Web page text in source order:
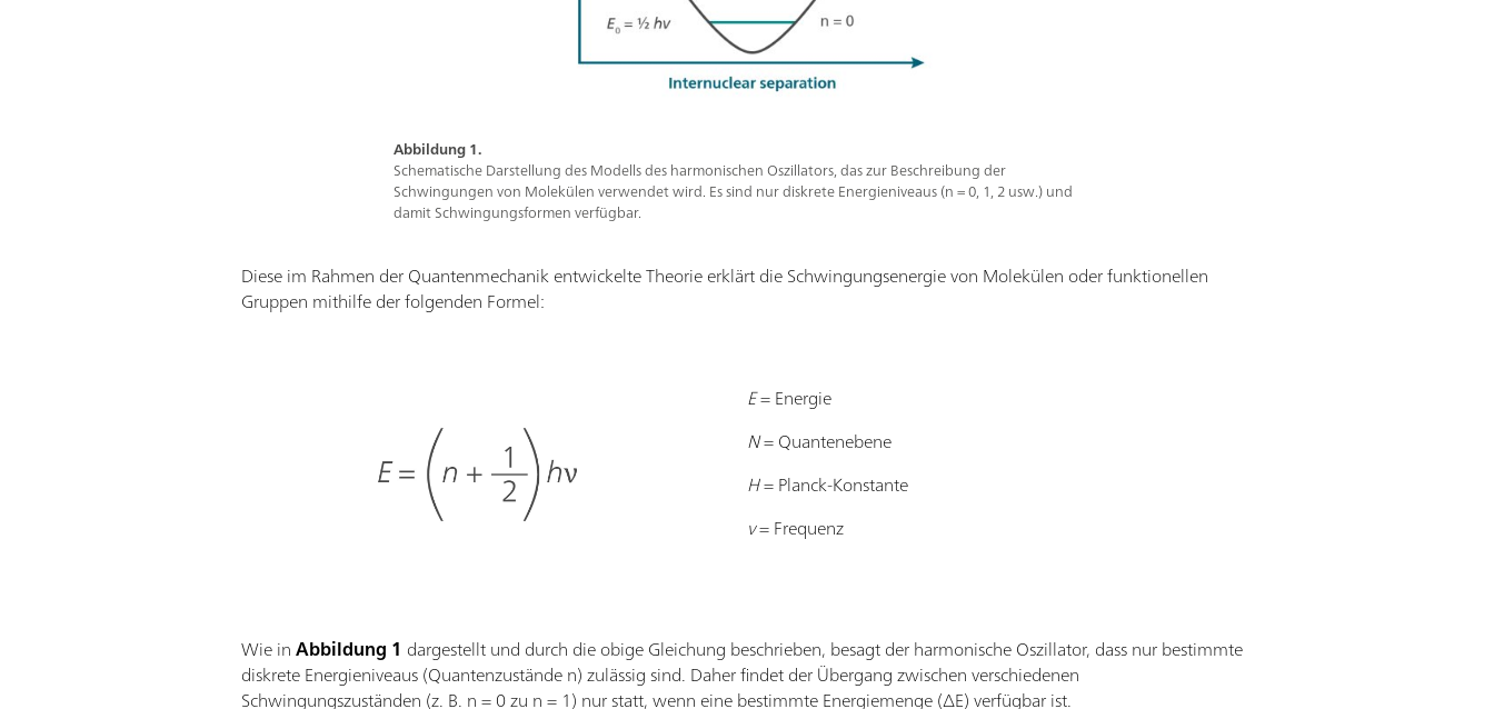
Abbildung 1.
Schematische Darstellung des Modells des harmonischen Oszillators, das zur Beschreibung der
Schwingungen von Molekülen verwendet wird. Es sind nur diskrete Energieniveaus (n = 0, 1, 2 usw.) und
damit Schwingungsformen verfügbar.
Diese im Rahmen der Quantenmechanik entwickelte Theorie erklärt die Schwingungsenergie von Molekülen oder funktionellen
Gruppen mithilfe der folgenden Formel:
E= Energie
N= Quantenebene
H= Planck-Konstante
ν= Frequenz
Wie inAbbildung 1 dargestellt und durch die obige Gleichung beschrieben, besagt der harmonische Oszillator, dass nur bestimmte
diskrete Energieniveaus (Quantenzustände n) zulässig sind. Daher findet der Übergang zwischen verschiedenen
Schwingungszuständen (z. B. n = 0 zu n = 1) nur statt, wenn eine bestimmte Energiemenge (∆E) verfügbar ist.